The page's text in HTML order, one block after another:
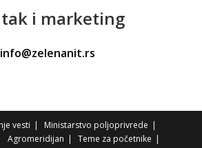
i marketing
info@zelenanit.rs
vesti
Ministarstvo poljoprivrede
Agromeridijan
Teme za početnike